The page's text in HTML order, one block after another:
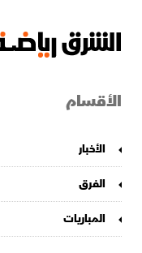
الأقسام
الأخبار
الفرق
المباريات